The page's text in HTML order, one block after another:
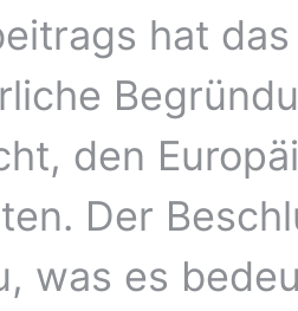
hat
den
Der
was es